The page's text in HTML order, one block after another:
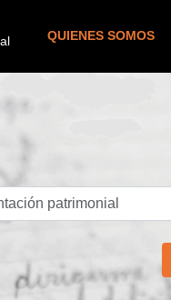
QUIENES SOMOS